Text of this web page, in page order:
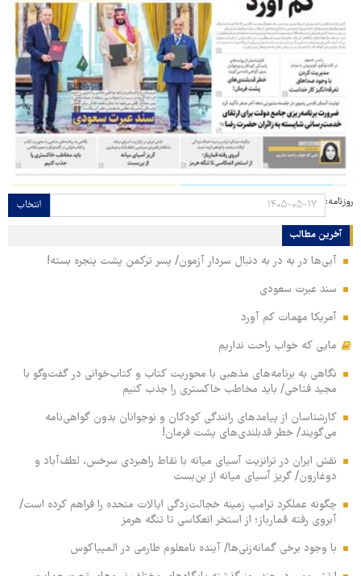
روزنامه: انتخاب
آخرین مطالب
آبی‌ها در به در به دنبال سردار آزمون/ پسر ترکمن پشت پنجره بسته!
سند عبرت سعودی
آمریکا مهمات کم آورد
مایی که خواب راحت نداریم
نگاهی به برنامه‌های مذهبی با محوریت کتاب و کتاب‌خوانی در گفت‌وگو با
مجید فتاحی/ باید مخاطب خاکستری را جذب کنیم
کارشناسان از پیامدهای رانندگی کودکان و نوجوانان بدون گواهی‌نامه
می‌گویند/ خطر قدبلندی‌های پشت فرمان!
نقش ایران در ترانزیت آسیای میانه با نقاط راهبردی سرخس، لطف‌آباد و
دوغارون/ گریز آسیای میانه از بن‌بست
چگونه عملکرد ترامپ زمینه خجالت‌زدگی ایالات متحده را فراهم کرده است/
آبروی رفته قمارباز؛ از استخر انعکاسی تا تنگه هرمز
با وجود برخی گمانه‌زنی‌ها/ آینده نامعلوم طارمی در المپیاکوس